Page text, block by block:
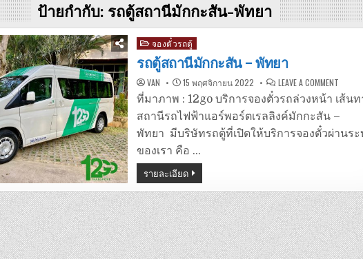
ป้ายกำกับ: รถตู้สถานีมักกะสัน-พัทยา
Posted
in
จองตั๋วรถตู้
รถตู้สถานีมักกะสัน – พัทยา
VAN 15 พฤศจิกายน 2022 LEAVE A COMMENT
ตู้
สถานี
มักกะสัน
พัทยา
ที่มาภาพ : 12go บริการจองตั๋วรถล่วงหน้า เส้นท
สถานีรถไฟฟ้าแอร์พอร์ตเรลลิงค์มักกะสัน –
พัทยา มีบริษัทรถตู้ที่เปิดให้บริการจองตั๋วผ่านระ
ของเรา คือ …
รายละเอียด